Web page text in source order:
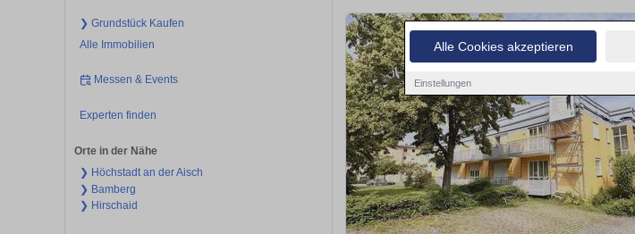
Alle Cookies akzeptieren
Einstellungen
❯ Grundstück Kaufen
Alle Immobilien
Messen & Events
Experten finden
Orte in der Nähe
❯ Höchstadt an der Aisch
❯ Bamberg
❯ Hirschaid